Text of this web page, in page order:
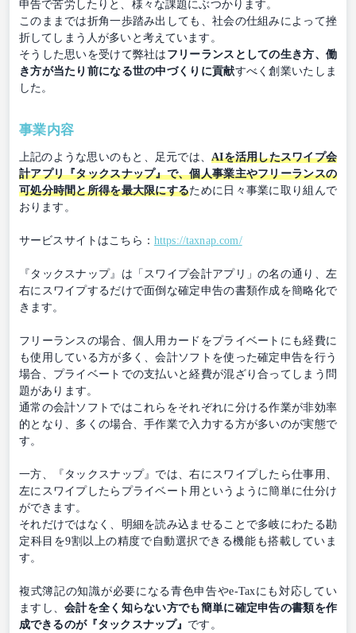
申告で苦労したりと、様々な課題にぶつかります。
このままでは折角一歩踏み出しても、社会の仕組みによって挫
折してしまう人が多いと考えています。
そうした思いを受けて弊社は フリーランスとしての生き方、働
き方が当たり前になる世の中づくりに貢献すべく創業いたしま
した。
事業内容
上記のような思いのもと、足元では、AIを活用したスワイプ会
計アプリ『タックスナップ』で、個人事業主やフリーランスの
可処分時間と所得を最大限にするために日々事業に取り組んで
おります。
サービスサイトはこちら： https://taxnap.com/
『タックスナップ』は「スワイプ会計アプリ」の名の通り、左
右にスワイプするだけで面倒な確定申告の書類作成を簡略化で
きます。
フリーランスの場合、個人用カードをプライベートにも経費に
も使用している方が多く、会計ソフトを使った確定申告を行う
場合、プライベートでの支払いと経費が混ざり合ってしまう問
題があります。
通常の会計ソフトではこれらをそれぞれに分ける作業が非効率
的となり、多くの場合、手作業で入力する方が多いのが実態で
す。
一方、『タックスナップ』では、右にスワイプしたら仕事用、
左にスワイプしたらプライベート用というように簡単に仕分け
ができます。
それだけではなく、明細を読み込ませることで多岐にわたる勘
定科目を9割以上の精度で自動選択できる機能も搭載していま
す。
複式簿記の知識が必要になる青色申告やe-Taxにも対応してい
ますし、会計を全く知らない方でも簡単に確定申告の書類を作
成できるのが『タックスナップ』 です。